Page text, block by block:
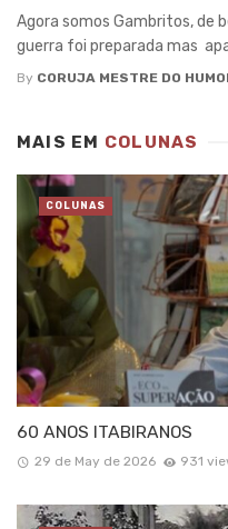
Agora somos Gambritos, de
guerra foi preparada mas
By CORUJA MESTRE DO
MAIS EM COLUNAS
60 ANOS ITABIRANOS
29 de May de 2026 931
COLUNAS